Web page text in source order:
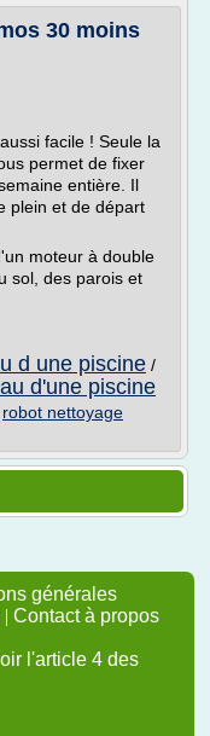
30 moins
facile ! Seule la
permet de fixer
entière. Il
plein et de départ
moteur à double
sol, des parois et
d une piscine /
d'une piscine
robot nettoyage
générales
| Contact à propos
l'article 4 des